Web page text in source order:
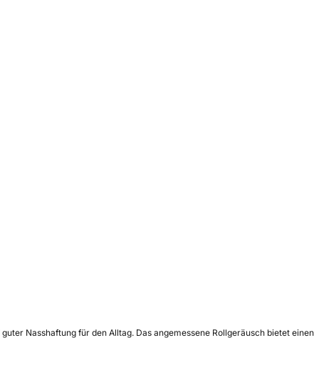
Nasshaftung für den Alltag. Das angemessene Rollgeräusch bietet einen